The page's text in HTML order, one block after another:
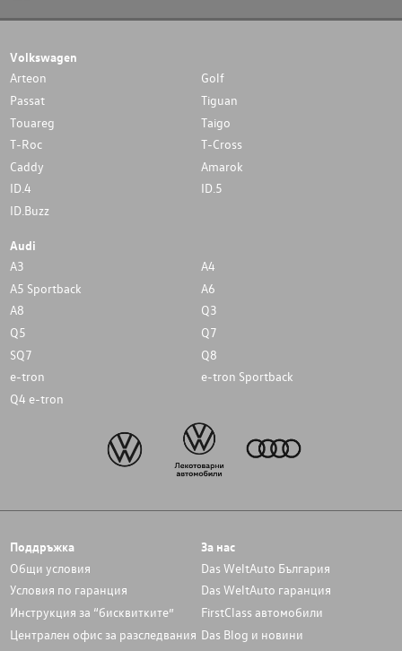
Volkswagen
Arteon
Golf
Passat
Tiguan
Touareg
Taigo
T-Roc
T-Cross
Caddy
Amarok
ID.4
ID.5
ID.Buzz
Audi
A3
A4
A5 Sportback
A6
A8
Q3
Q5
Q7
SQ7
Q8
e-tron
e-tron Sportback
Q4 e-tron
Поддръжка
Общи условия
Условия по гаранция
Инструкция за “бисквитките”
Централен офис за разследвания
За нас
Das WeltAuto България
Das WeltAuto гаранция
FirstClass автомобили
Das Blog и новини